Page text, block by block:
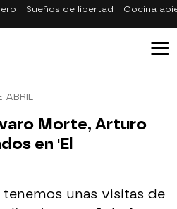
Sueños de libertad Cocina
ABRIL
Morte, Arturo
en 'El
unas visitas de